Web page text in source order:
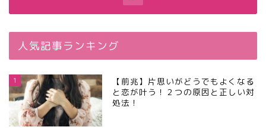
人気記事ランキング
1
【前兆】片思いがどうでもよくなる
と恋が叶う！２つの原因と正しい対
処法！